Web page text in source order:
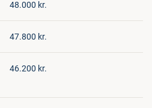
48.000 kr.
47.800 kr.
46.200 kr.